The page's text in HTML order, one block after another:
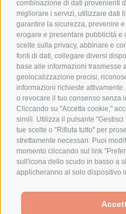
combinazione di dati provenienti
migliorare i servizi, utilizzare dati
garantire la sicurezza, prevenire
erogare e presentare pubblicità e
scelte sulla privacy, abbinare e
fonti di dati, collegare diversi
base alle informazioni trasmesse
geolocalizzazione precisi,
informazioni richieste
o revocare il tuo consenso senza
Cliccando su "Accetta cookie,"
simili. Utilizza il pulsante
tue scelte o "Rifiuta tutto" per
strettamente necessari. Puoi
momento cliccando sul link
sull'icona dello scudo in basso a
applicheranno al solo dispositivo
SPESA ELETTRICA SOCIETA